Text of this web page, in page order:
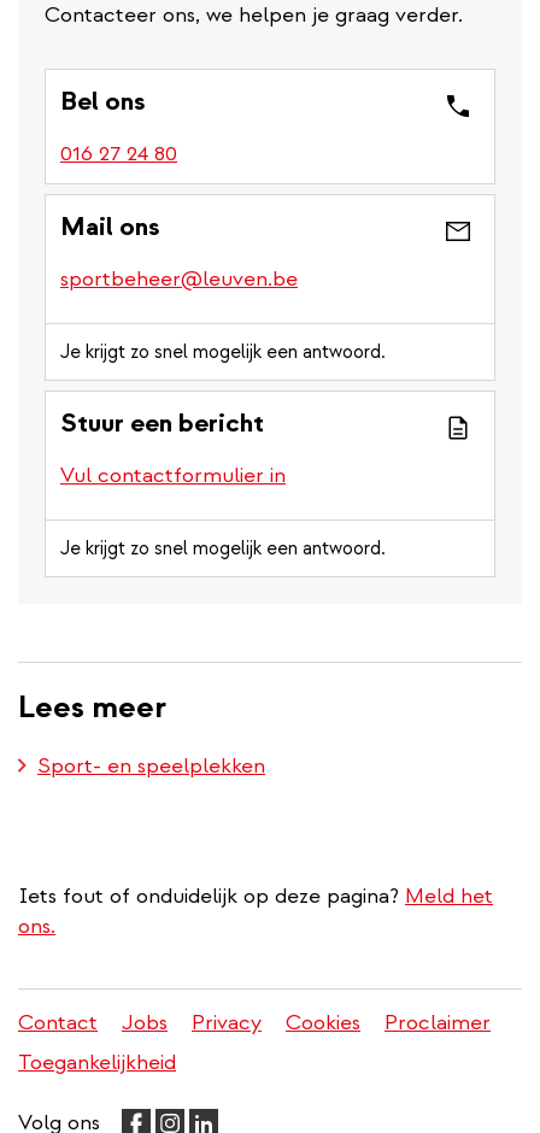
Contacteer ons, we helpen je graag verder.
Bel ons
016 27 24 80
Mail ons
sportbeheer@leuven.be
Je krijgt zo snel mogelijk een antwoord.
Stuur een bericht
Vul contactformulier in
Je krijgt zo snel mogelijk een antwoord.
Lees meer
Sport- en speelplekken
Iets fout of onduidelijk op deze pagina? Meld het
ons.
Juridisch
menu
Contact Jobs Privacy Cookies
Proclaimer
Toegankelijkheid
Volg ons